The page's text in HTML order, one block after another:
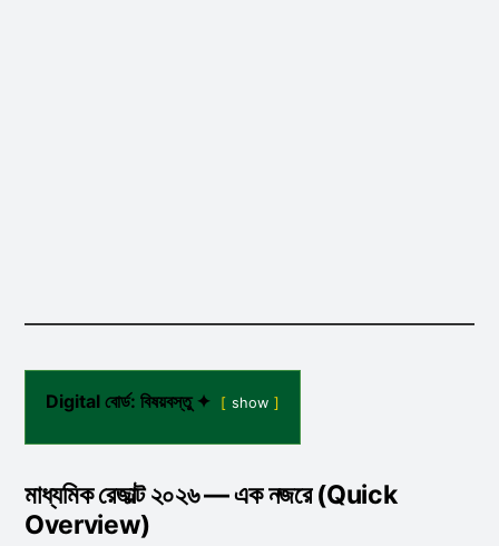
Digital বোর্ড: বিষয়বস্তু ✦ show
মাধ্যমিক রেজাল্ট ২০২৬ — এক নজরে (Quick
Overview)